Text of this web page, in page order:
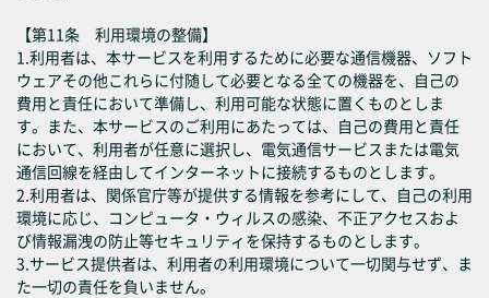
【第11条 利用環境の整備】
1.利用者は、本サービスを利用するために必要な通信機器、ソフト
ウェアその他これらに付随して必要となる全ての機器を、自己の
費用と責任において準備し、利用可能な状態に置くものとしま
す。また、本サービスのご利用にあたっては、自己の費用と責任
において、利用者が任意に選択し、電気通信サービスまたは電気
通信回線を経由してインターネットに接続するものとします。
2.利用者は、関係官庁等が提供する情報を参考にして、自己の利用
環境に応じ、コンピュータ・ウィルスの感染、不正アクセスおよ
び情報漏洩の防止等セキュリティを保持するものとします。
3.サービス提供者は、利用者の利用環境について一切関与せず、ま
た一切の責任を負いません。